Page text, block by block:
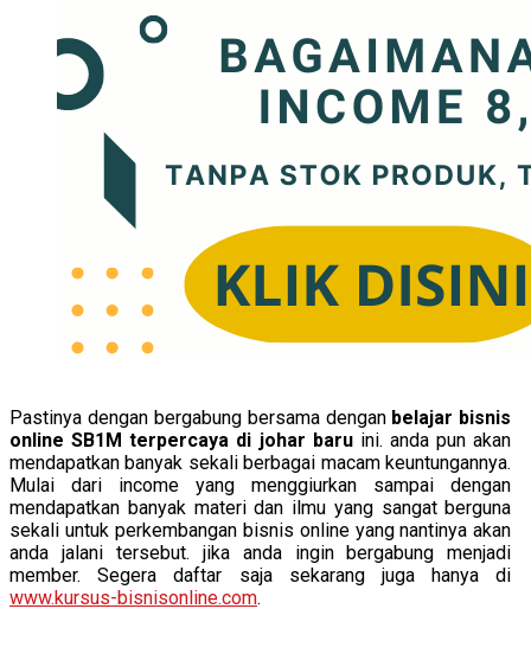
Pastinya dengan bergabung bersama dengan belajar bisnis
online SB1M terpercaya di johar baruini. anda pun akan
mendapatkan banyak sekali berbagai macam keuntungannya.
Mulai dari income yang menggiurkan sampai dengan
mendapatkan banyak materi dan ilmu yang sangat berguna
sekali untuk perkembangan bisnis online yang nantinya akan
anda jalani tersebut. jika anda ingin bergabung menjadi
member. Segera daftar saja sekarang juga hanya di
www.kursus-bisnisonline.com.